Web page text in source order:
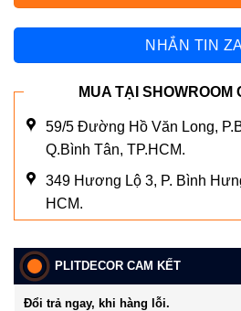
NHẮN TIN
MUA TẠI SHOWROOM
59/5 Đường Hồ Văn Long,
Q.Bình Tân, TP.HCM.
349 Hương Lộ 3, P. Bình
HCM.
PLITDECOR CAM KẾT
Đổi trả ngay, khi hàng lỗi.